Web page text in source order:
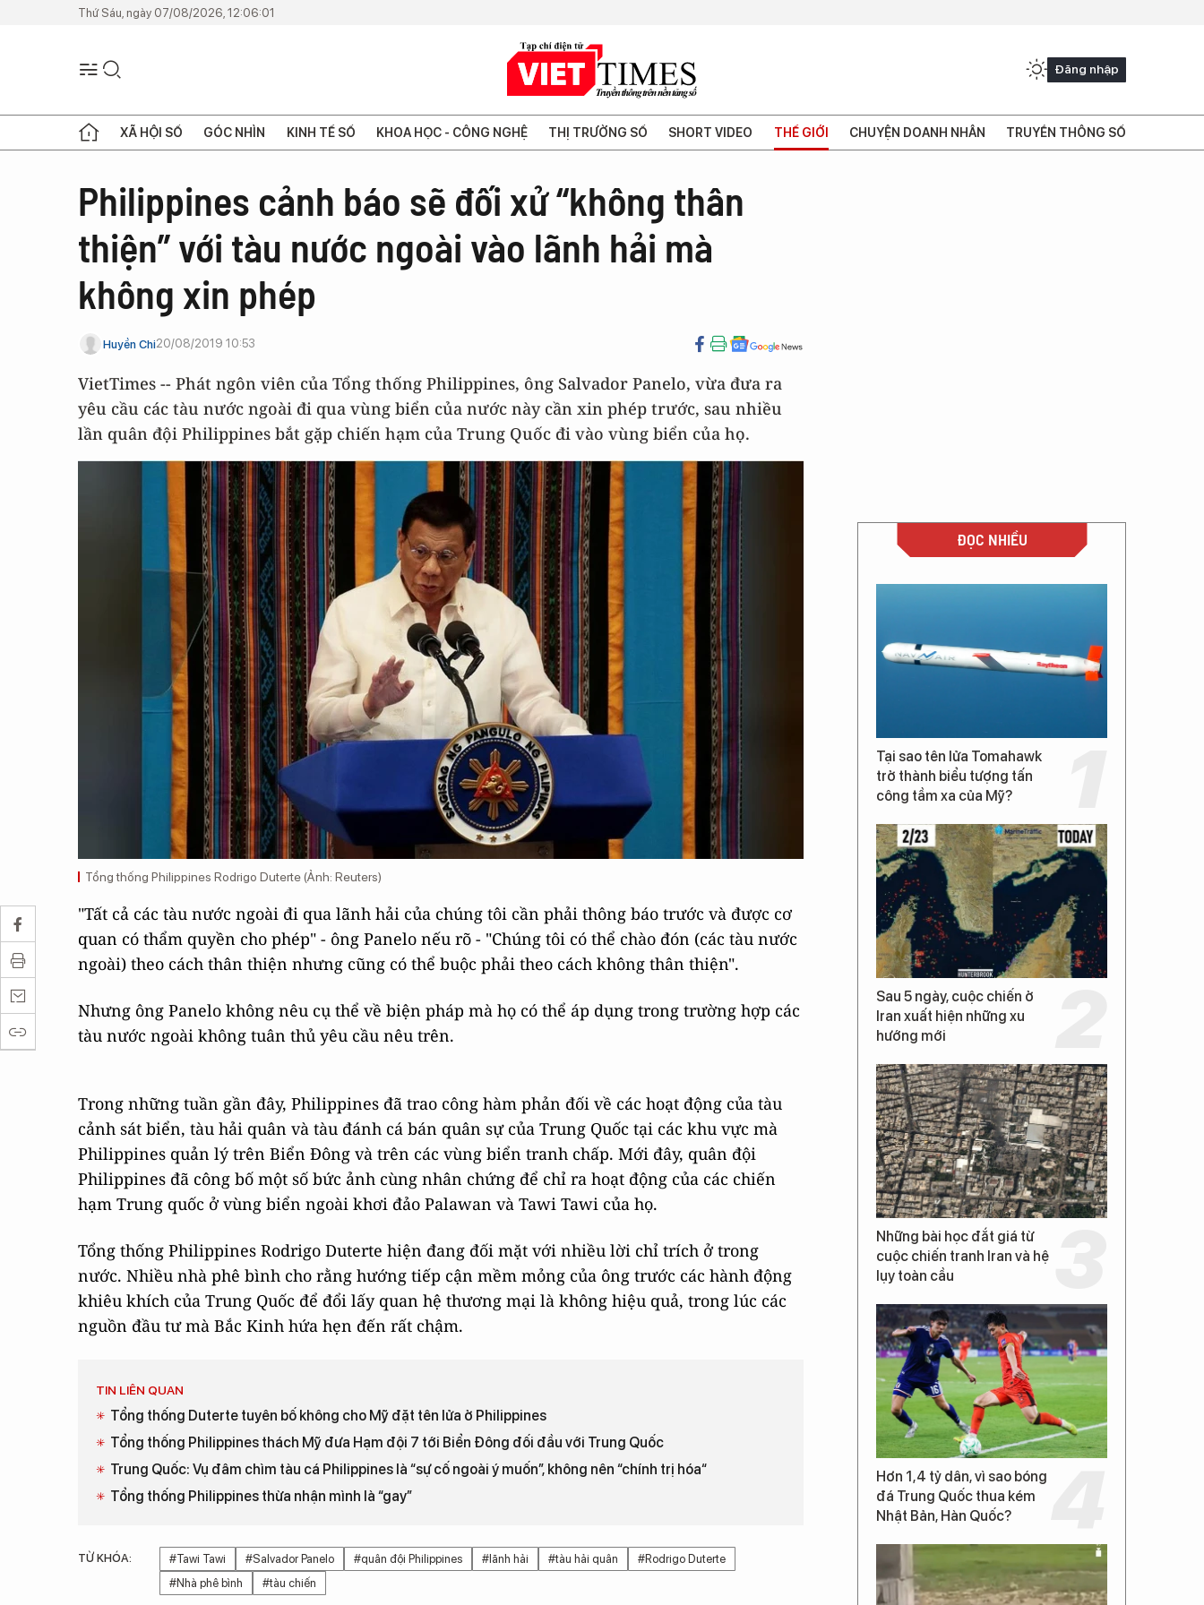
Thứ Sáu, ngày 07/08/2026, 12:06:01
Đăng nhập
XÃ HỘI SỐ GÓC NHÌN KINH TẾ SỐ KHOA HỌC - CÔNG NGHỆ THỊ TRƯỜNG SỐ SHORT VIDEO THẾ GIỚI CHUYỆN DOANH NHÂN TRUYỀN THÔNG SỐ
Philippines cảnh báo sẽ đối xử “không thân
thiện” với tàu nước ngoài vào lãnh hải mà
không xin phép
Huyền Chi20/08/2019 10:53
VietTimes -- Phát ngôn viên của Tổng thống Philippines, ông Salvador Panelo, vừa đưa ra
yêu cầu các tàu nước ngoài đi qua vùng biển của nước này cần xin phép trước, sau nhiều
lần quân đội Philippines bắt gặp chiến hạm của Trung Quốc đi vào vùng biển của họ.
Tổng thống Philippines Rodrigo Duterte (Ảnh: Reuters)
"Tất cả các tàu nước ngoài đi qua lãnh hải của chúng tôi cần phải thông báo trước và được cơ
quan có thẩm quyền cho phép" - ông Panelo nếu rõ - "Chúng tôi có thể chào đón (các tàu nước
ngoài) theo cách thân thiện nhưng cũng có thể buộc phải theo cách không thân thiện".
Nhưng ông Panelo không nêu cụ thể về biện pháp mà họ có thể áp dụng trong trường hợp các
tàu nước ngoài không tuân thủ yêu cầu nêu trên.
Trong những tuần gần đây, Philippines đã trao công hàm phản đối về các hoạt động của tàu
cảnh sát biển, tàu hải quân và tàu đánh cá bán quân sự của Trung Quốc tại các khu vực mà
Philippines quản lý trên Biển Đông và trên các vùng biển tranh chấp. Mới đây, quân đội
Philippines đã công bố một số bức ảnh cùng nhân chứng để chỉ ra hoạt động của các chiến
hạm Trung quốc ở vùng biển ngoài khơi đảo Palawan và Tawi Tawi của họ.
Tổng thống Philippines Rodrigo Duterte hiện đang đối mặt với nhiều lời chỉ trích ở trong
nước. Nhiều nhà phê bình cho rằng hướng tiếp cận mềm mỏng của ông trước các hành động
khiêu khích của Trung Quốc để đổi lấy quan hệ thương mại là không hiệu quả, trong lúc các
nguồn đầu tư mà Bắc Kinh hứa hẹn đến rất chậm.
TIN LIÊN QUAN
Tổng thống Duterte tuyên bố không cho Mỹ đặt tên lửa ở Philippines
Tổng thống Philippines thách Mỹ đưa Hạm đội 7 tới Biển Đông đối đầu với Trung Quốc
Trung Quốc: Vụ đâm chìm tàu cá Philippines là “sự cố ngoài ý muốn”, không nên “chính trị hóa“
Tổng thống Philippines thừa nhận mình là “gay”
TỪ KHÓA: #Tawi Tawi #Salvador Panelo #quân đội Philippines #lãnh hải #tàu hải quân
#Rodrigo Duterte
#Nhà phê bình
#tàu chiến
ĐỌC NHIỀU
Tại sao tên lửa Tomahawk
trở thành biểu tượng tấn
công tầm xa của Mỹ?
Sau 5 ngày, cuộc chiến ở
Iran xuất hiện những xu
hướng mới
Những bài học đắt giá từ
cuộc chiến tranh Iran và hệ
lụy toàn cầu
Hơn 1,4 tỷ dân, vì sao bóng
đá Trung Quốc thua kém
Nhật Bản, Hàn Quốc?